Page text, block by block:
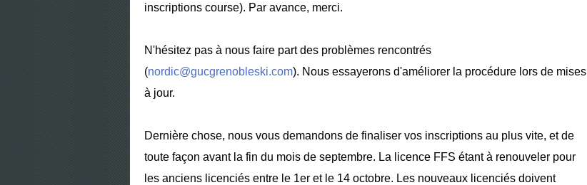
inscriptions course). Par avance, merci.
N'hésitez pas à nous faire part des problèmes rencontrés
(nordic@gucgrenobleski.com). Nous essayerons d'améliorer la procédure lors de mises
à jour.
Dernière chose, nous vous demandons de finaliser vos inscriptions au plus vite, et de
toute façon avant la fin du mois de septembre. La licence FFS étant à renouveler pour
les anciens licenciés entre le 1er et le 14 octobre. Les nouveaux licenciés doivent